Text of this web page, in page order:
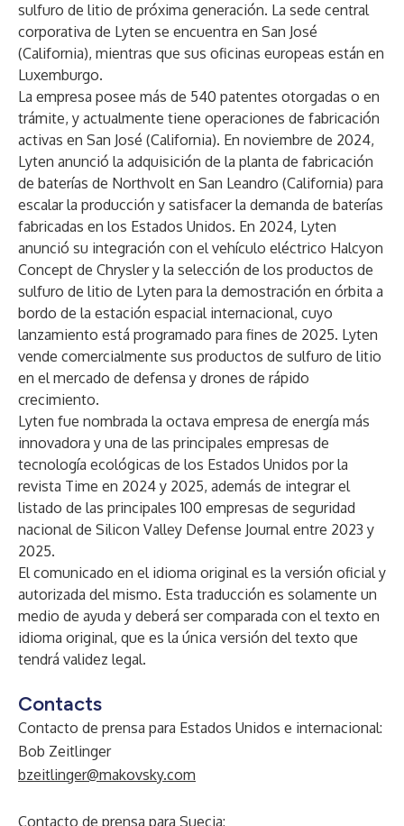
sulfuro de litio de próxima generación. La sede central
corporativa de Lyten se encuentra en San José
(California), mientras que sus oficinas europeas están en
Luxemburgo.
La empresa posee más de 540 patentes otorgadas o en
trámite, y actualmente tiene operaciones de fabricación
activas en San José (California). En noviembre de 2024,
Lyten anunció la adquisición de la planta de fabricación
de baterías de Northvolt en San Leandro (California) para
escalar la producción y satisfacer la demanda de baterías
fabricadas en los Estados Unidos. En 2024, Lyten
anunció su integración con el vehículo eléctrico Halcyon
Concept de Chrysler y la selección de los productos de
sulfuro de litio de Lyten para la demostración en órbita a
bordo de la estación espacial internacional, cuyo
lanzamiento está programado para fines de 2025. Lyten
vende comercialmente sus productos de sulfuro de litio
en el mercado de defensa y drones de rápido
crecimiento.
Lyten fue nombrada la octava empresa de energía más
innovadora y una de las principales empresas de
tecnología ecológicas de los Estados Unidos por la
revista Time en 2024 y 2025, además de integrar el
listado de las principales 100 empresas de seguridad
nacional de Silicon Valley Defense Journal entre 2023 y
2025.
El comunicado en el idioma original es la versión oficial y
autorizada del mismo. Esta traducción es solamente un
medio de ayuda y deberá ser comparada con el texto en
idioma original, que es la única versión del texto que
tendrá validez legal.
Contacts
Contacto de prensa para Estados Unidos e internacional:
Bob Zeitlinger
bzeitlinger@makovsky.com
Contacto de prensa para Suecia: